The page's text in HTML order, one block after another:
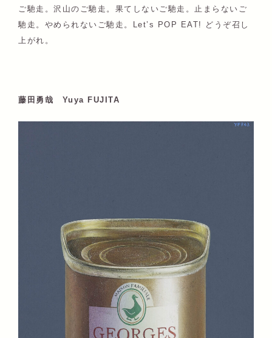
ご馳走。沢山のご馳走。果てしないご馳走。止まらないご
馳走。やめられないご馳走。Let’s POP EAT! どうぞ召し
上がれ。
藤田勇哉 Yuya FUJITA